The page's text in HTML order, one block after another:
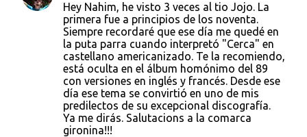
Hey Nahim, he visto 3 veces al tio Jojo. La
primera fue a principios de los noventa.
Siempre recordaré que ese día me quedé en
la puta parra cuando interpretó "Cerca" en
castellano americanizado. Te la recomiendo,
está oculta en el álbum homónimo del 89
con versiones en inglés y francés. Desde ese
día ese tema se convirtió en uno de mis
predilectos de su excepcional discografía.
Ya me dirás. Salutacions a la comarca
gironina!!!